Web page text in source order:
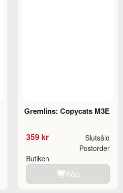
Gremlins: Copycats M3E
359 kr Slutsåld
Butiken
Postorder
Köp